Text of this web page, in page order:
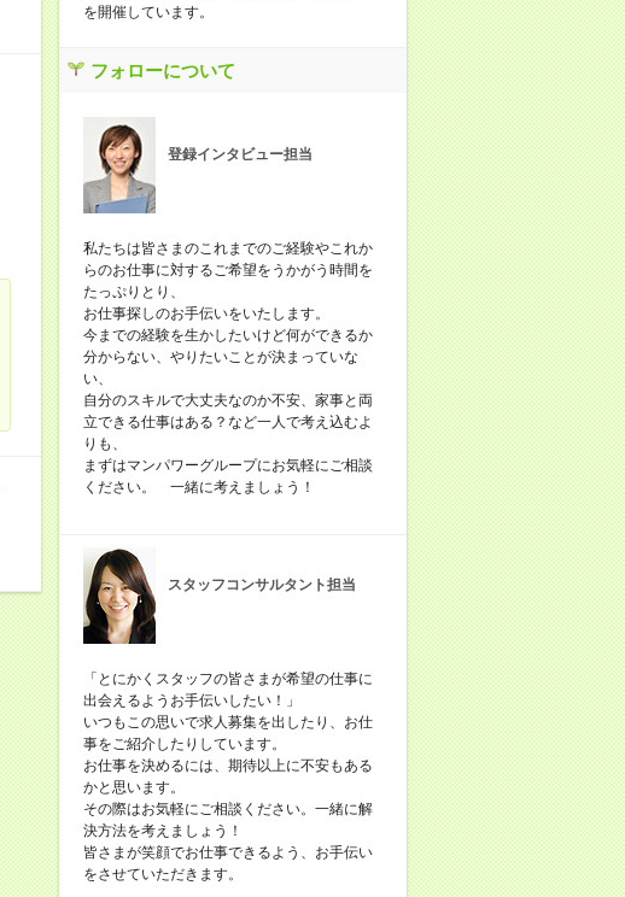
を開催しています。
フォローについて
登録インタビュー担当
私たちは皆さまのこれまでのご経験やこれか
らのお仕事に対するご希望をうかがう時間を
たっぷりとり、
お仕事探しのお手伝いをいたします。
今までの経験を生かしたいけど何ができるか
分からない、やりたいことが決まっていな
い、
自分のスキルで大丈夫なのか不安、家事と両
立できる仕事はある？など一人で考え込むよ
りも、
まずはマンパワーグループにお気軽にご相談
ください。 一緒に考えましょう！
スタッフコンサルタント担当
「とにかくスタッフの皆さまが希望の仕事に
出会えるようお手伝いしたい！」
いつもこの思いで求人募集を出したり、お仕
事をご紹介したりしています。
お仕事を決めるには、期待以上に不安もある
かと思います。
その際はお気軽にご相談ください。一緒に解
決方法を考えましょう！
皆さまが笑顔でお仕事できるよう、お手伝い
をさせていただきます。